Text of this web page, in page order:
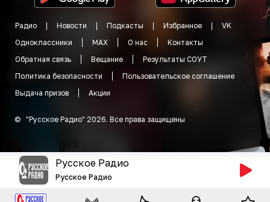
Радио Новости Подкасты Избранное
VK
Одноклассники
MAX О нас
Контакты
Обратная связь
Вещание
Результаты СОУТ
Политика безопасности
Пользовательское соглашение
Выдача призов
Акции
© "Русское Радио" 2026. Все права защищены
Русское Радио
Русское Радио